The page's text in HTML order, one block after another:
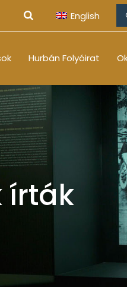
English
Hurbán Folyóirat
írták